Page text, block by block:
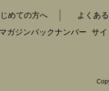
めての方へ よくあ
ガジンバックナンバー
サ